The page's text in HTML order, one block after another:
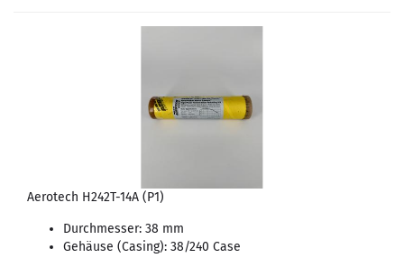
Aerotech H242T-14A (P1)
Durchmesser: 38 mm
Gehäuse (Casing): 38/240 Case